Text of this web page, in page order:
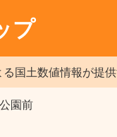
プ
国土数値情報が提
園前